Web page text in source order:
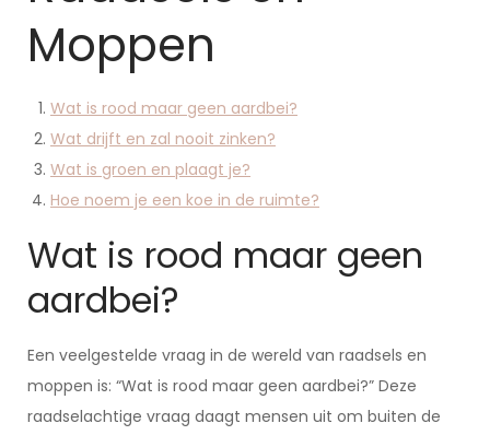
Moppen
Wat is rood maar geen aardbei?
Wat drijft en zal nooit zinken?
Wat is groen en plaagt je?
Hoe noem je een koe in de ruimte?
Wat is rood maar geen
aardbei?
Een veelgestelde vraag in de wereld van raadsels en
moppen is: “Wat is rood maar geen aardbei?” Deze
raadselachtige vraag daagt mensen uit om buiten de